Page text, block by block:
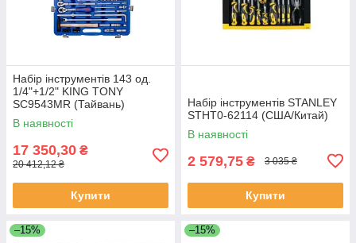
Набір інструментів 143 од.
1/4"+1/2" KING TONY
SC9543MR (Тайвань)
В наявності
17 350,30 ₴
20 412,12 ₴
Купити
Набір інструментів STANLEY
STHT0-62114 (США/Китай)
В наявності
2 579,75 ₴ 3 035 ₴
Купити
–15% –15%